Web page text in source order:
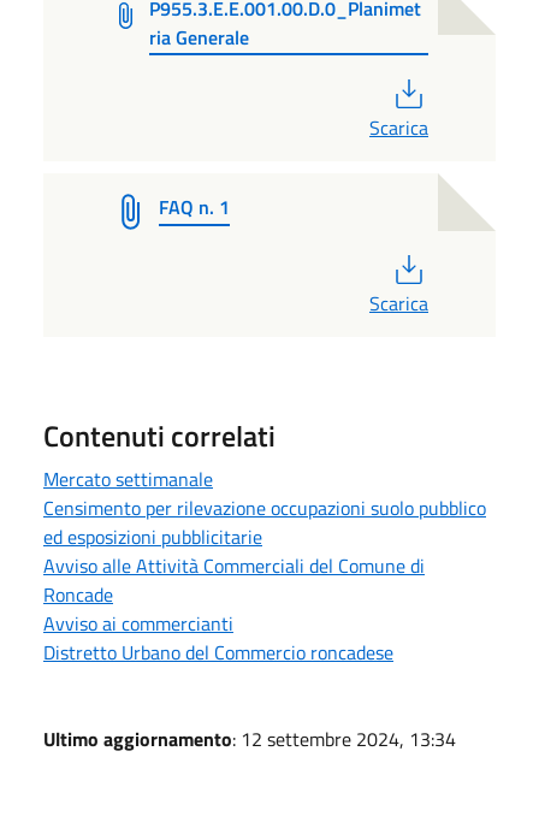
P955.3.E.E.001.00.D.0_Planimet
ria Generale
Scarica
FAQ n. 1
Scarica
Contenuti correlati
Mercato settimanale
Censimento per rilevazione occupazioni suolo pubblico
ed esposizioni pubblicitarie
Avviso alle Attività Commerciali del Comune di
Roncade
Avviso ai commercianti
Distretto Urbano del Commercio roncadese
Ultimo aggiornamento: 12 settembre 2024, 13:34